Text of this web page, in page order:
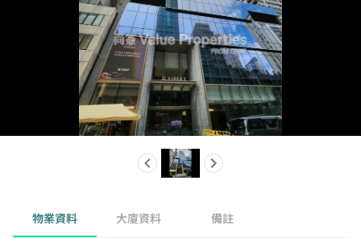
物業資料 大廈資料 備註